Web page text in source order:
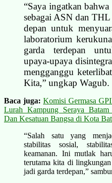
“Saya ingatkan
sebagai ASN dan
depan untuk
laboratorium
garda terdepan
upaya-upaya
mengganggu
Kita,” ungkap Wagub.
Baca juga: Komisi Germasa
Lurah Kampung Seraya Batam
Dan Kesatuan Bangsa di Kota
“Salah satu yang
stabilitas sosial,
keamanan. Ini mutlak
terutama kita di
jadi garda terdepan,”